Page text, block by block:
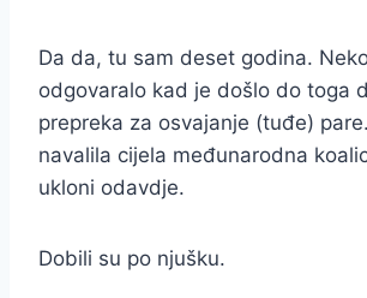
Da da, tu sam deset godina.
odgovaralo kad je došlo do toga
prepreka za osvajanje (tuđe)
navalila cijela međunarodna
ukloni odavdje.
Dobili su po njušku.